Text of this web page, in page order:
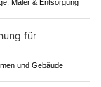
Maler & Entsorgung
und Gebäude